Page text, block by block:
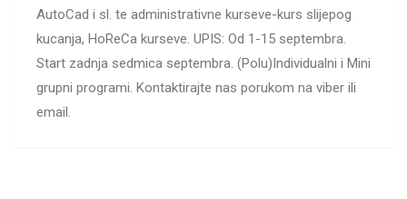
AutoCad i sl. te administrativne kurseve-kurs slijepog
kucanja, HoReCa kurseve. UPIS: Od 1-15 septembra.
Start zadnja sedmica septembra. (Polu)Individualni i Mini
grupni programi. Kontaktirajte nas porukom na viber ili
email.